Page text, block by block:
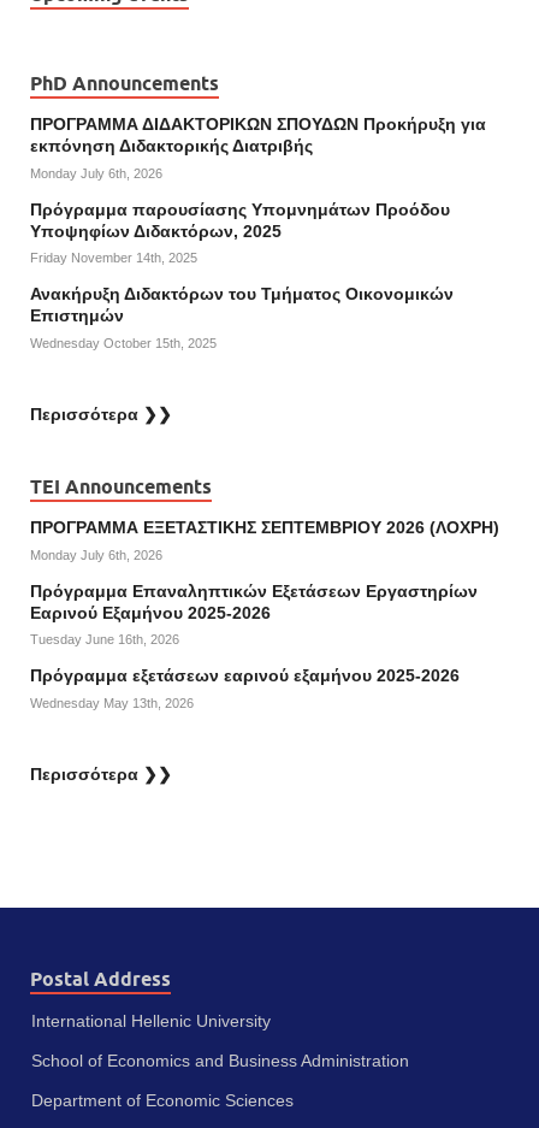
PhD Announcements
ΠΡΟΓΡΑΜΜΑ ΔΙΔΑΚΤΟΡΙΚΩΝ ΣΠΟΥΔΩΝ Προκήρυξη για
εκπόνηση Διδακτορικής Διατριβής
Monday July 6th, 2026
Πρόγραμμα παρουσίασης Υπομνημάτων Προόδου
Υποψηφίων Διδακτόρων, 2025
Friday November 14th, 2025
Ανακήρυξη Διδακτόρων του Τμήματος Οικονομικών
Επιστημών
Wednesday October 15th, 2025
Περισσότερα ❯❯
TEI Announcements
ΠΡΟΓΡΑΜΜΑ ΕΞΕΤΑΣΤΙΚΗΣ ΣΕΠΤΕΜΒΡΙΟΥ 2026 (ΛΟΧΡΗ)
Monday July 6th, 2026
Πρόγραμμα Επαναληπτικών Εξετάσεων Εργαστηρίων
Εαρινού Εξαμήνου 2025-2026
Tuesday June 16th, 2026
Πρόγραμμα εξετάσεων εαρινού εξαμήνου 2025-2026
Wednesday May 13th, 2026
Περισσότερα ❯❯
Postal Address
International Hellenic University
School of Economics and Business Administration
Department of Economic Sciences